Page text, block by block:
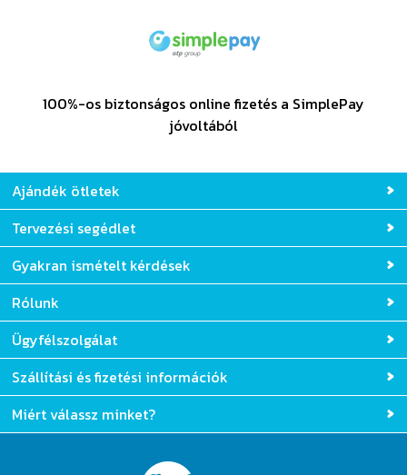
100%-os biztonságos online fizetés a SimplePay
jóvoltából
Ajándék ötletek
Tervezési segédlet
Gyakran ismételt kérdések
Rólunk
Ügyfélszolgálat
Szállítási és fizetési információk
Miért válassz minket?